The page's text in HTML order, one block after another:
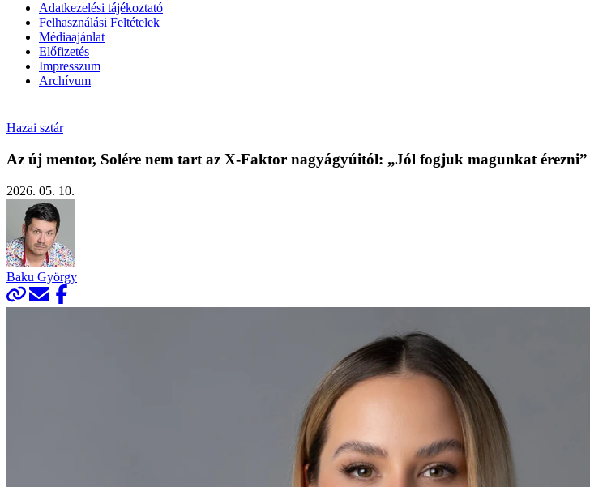
Adatkezelési tájékoztató
Felhasználási Feltételek
Médiaajánlat
Előfizetés
Impresszum
Archívum
Hazai sztár
Az új mentor, Solére nem tart az X-Faktor nagyágyúitól: „Jól fogjuk magunkat érezni”
2026. 05. 10.
Baku György